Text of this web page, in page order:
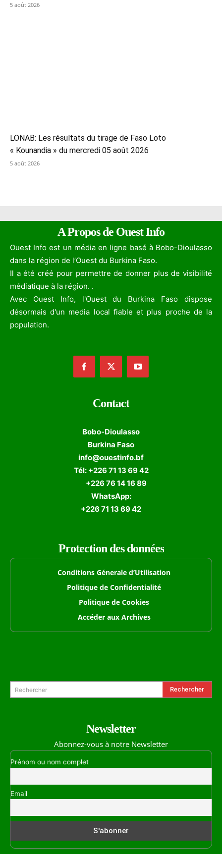
5 août 2026
LONAB: Les résultats du tirage de Faso Loto
« Kounandia » du mercredi 05 août 2026
5 août 2026
A Propos de Ouest Info
Ouest Info est un média en ligne basé à Bobo-Dioulasso
dans la région de l’Ouest du Burkina Faso.
Il a été créé pour permettre de donner plus de visibilité
médiatique à la région. .
Avec Ouest Info, l'Ouest du Burkina Faso dispose
désormais d'un media local fiable et plus proche de la
population.
Contact
Bobo-Dioulasso
Burkina Faso
info@ouestinfo.bf
Tél: +226 71 13 69 42
+226 76 14 16 89
WhatsApp:
+226 71 13 69 42
Protection des données
Conditions Génerale d’Utilisation
Politique de Confidentialité
Politique de Cookies
Accéder aux Archives
Rechercher Rechercher
Newsletter
Abonnez-vous à notre Newsletter
Prénom ou nom complet
Email